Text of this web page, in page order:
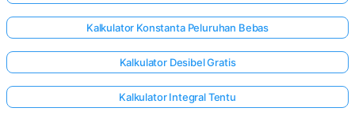
Kalkulator Konstanta Peluruhan Bebas
Kalkulator Desibel Gratis
Kalkulator Integral Tentu